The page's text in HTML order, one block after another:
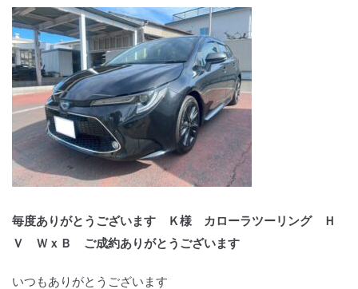
毎度ありがとうございます Ｋ様 カローラツーリング Ｈ
Ｖ ＷｘＢ ご成約ありがとうございます
いつもありがとうございます